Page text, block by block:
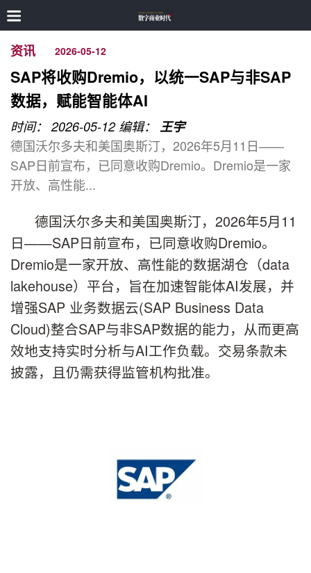
资讯 2026-05-12
SAP将收购Dremio，以统一SAP与非SAP
数据，赋能智能体AI
时间： 2026-05-12 编辑： 王宇
德国沃尔多夫和美国奥斯汀，2026年5月11日——
SAP日前宣布，已同意收购Dremio。Dremio是一家
开放、高性能...
德国沃尔多夫和美国奥斯汀，2026年5月11
日——SAP日前宣布，已同意收购Dremio。
Dremio是一家开放、高性能的数据湖仓（data
lakehouse）平台，旨在加速智能体AI发展，并
增强SAP 业务数据云(SAP Business Data
Cloud)整合SAP与非SAP数据的能力，从而更高
效地支持实时分析与AI工作负载。交易条款未
披露，且仍需获得监管机构批准。